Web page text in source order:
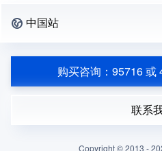
中国站
购买咨询：95716 或
联系
Copyright © 2013 -